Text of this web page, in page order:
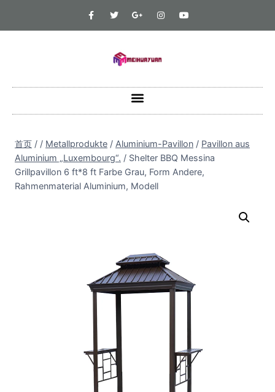
首页 / / Metallprodukte / Aluminium-Pavillon / Pavillon aus
Aluminium „Luxembourg“. / Shelter BBQ Messina
Grillpavillon 6 ft*8 ft Farbe Grau, Form Andere,
Rahmenmaterial Aluminium, Modell